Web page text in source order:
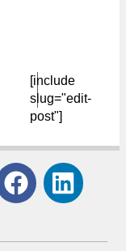
[include
slug="edit-
post"]